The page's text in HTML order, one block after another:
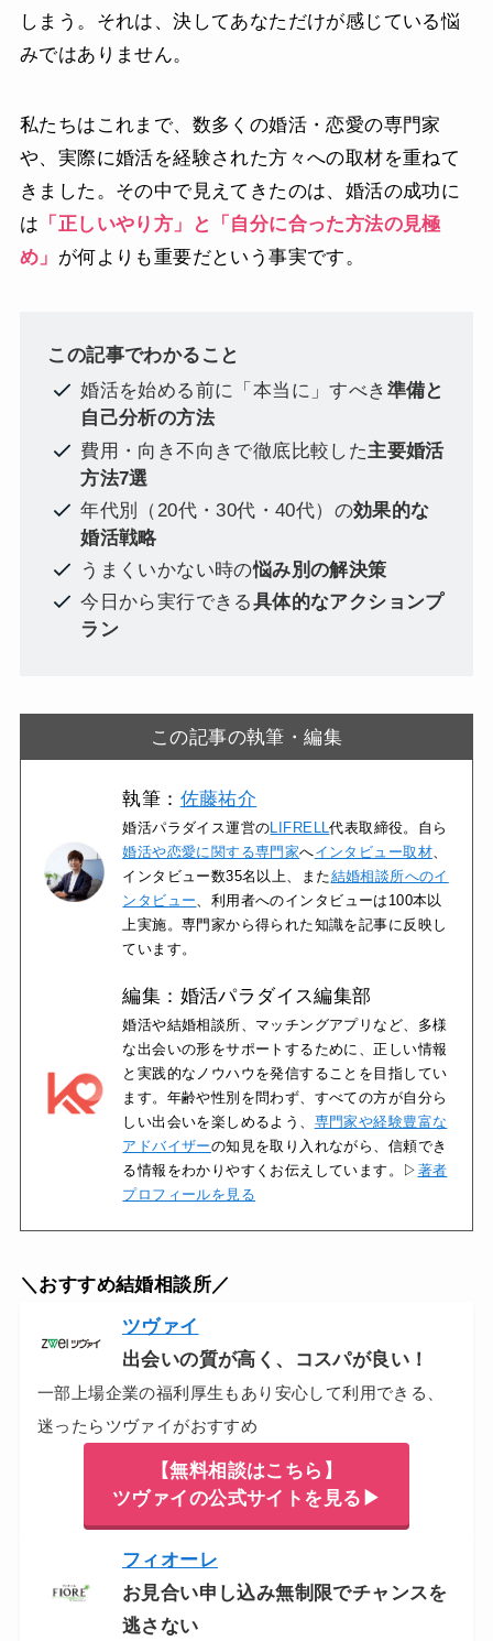
しまう。それは、決してあなただけが感じている悩
みではありません。
私たちはこれまで、数多くの婚活・恋愛の専門家
や、実際に婚活を経験された方々への取材を重ねて
きました。その中で見えてきたのは、婚活の成功に
は 「正しいやり方」と「自分に合った方法の見極
め」 が何よりも重要だという事実です。
この記事でわかること
婚活を始める前に「本当に」すべき 準備と
自己分析の方法
費用・向き不向きで徹底比較した主要婚活
方法7選
年代別（20代・30代・40代）の効果的な
婚活戦略
うまくいかない時の悩み別の解決策
今日から実行できる具体的なアクションプ
ラン
この記事の執筆・編集
執筆： 佐藤祐介
婚活パラダイス運営のLIFRELL代表取締役。自ら
婚活や恋愛に関する専門家へインタビュー取材、
インタビュー数35名以上、また結婚相談所へのイ
ンタビュー 、利用者へのインタビューは100本以
上実施。専門家から得られた知識を記事に反映し
ています。
編集：婚活パラダイス編集部
婚活や結婚相談所、マッチングアプリなど、多様
な出会いの形をサポートするために、正しい情報
と実践的なノウハウを発信することを目指してい
ます。年齢や性別を問わず、すべての方が自分ら
しい出会いを楽しめるよう、 専門家や経験豊富な
アドバイザーの知見を取り入れながら、信頼でき
る情報をわかりやすくお伝えしています。▷ 著者
プロフィールを見る
＼おすすめ結婚相談所／
ツヴァイ
出会いの質が高く、コスパが良い！
一部上場企業の福利厚生もあり安心して利用できる、
迷ったらツヴァイがおすすめ
【無料相談はこちら】
ツヴァイの公式サイトを見る▶
フィオーレ
お見合い申し込み無制限でチャンスを
逃さない